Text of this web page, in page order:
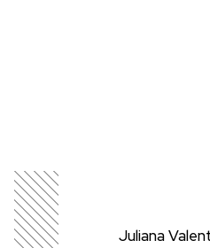
Juliana